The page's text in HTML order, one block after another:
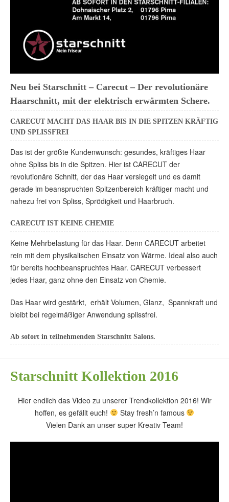
Neu bei Starschnitt – Carecut – Der revolutionäre
Haarschnitt, mit der elektrisch erwärmten Schere.
CARECUT MACHT DAS HAAR BIS IN DIE SPITZEN KRÄFTIG
UND SPLISSFREI
Das ist der größte Kundenwunsch: gesundes, kräftiges Haar
ohne Spliss bis in die Spitzen. Hier ist CARECUT der
revolutionäre Schnitt, der das Haar versiegelt und es damit
gerade im beanspruchten Spitzenbereich kräftiger macht und
nahezu frei von Spliss, Sprödigkeit und Haarbruch.
CARECUT IST KEINE CHEMIE
Keine Mehrbelastung für das Haar. Denn CARECUT arbeitet
rein mit dem physikalischen Einsatz von Wärme. Ideal also auch
für bereits hochbeanspruchtes Haar. CARECUT verbessert
jedes Haar, ganz ohne den Einsatz von Chemie.
Das Haar wird gestärkt, erhält Volumen, Glanz, Spannkraft und
bleibt bei regelmäßiger Anwendung splissfrei.
Ab sofort in teilnehmenden Starschnitt Salons.
Starschnitt Kollektion 2016
Hier endlich das Video zu unserer Trendkollektion 2016! Wir
hoffen, es gefällt euch!
Stay fresh’n famous
Vielen Dank an unser super Kreativ Team!